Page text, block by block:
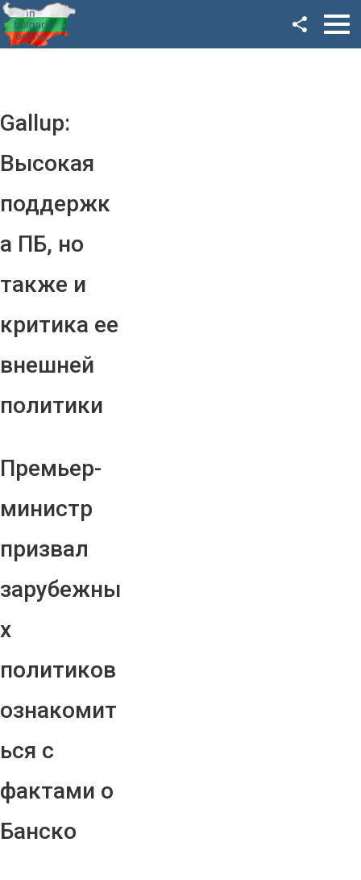
Gallup:
Высокая
поддержк
а ПБ, но
также и
критика ее
внешней
политики
Премьер-
министр
призвал
зарубежны
х
политиков
ознакомит
ься с
фактами о
Банско